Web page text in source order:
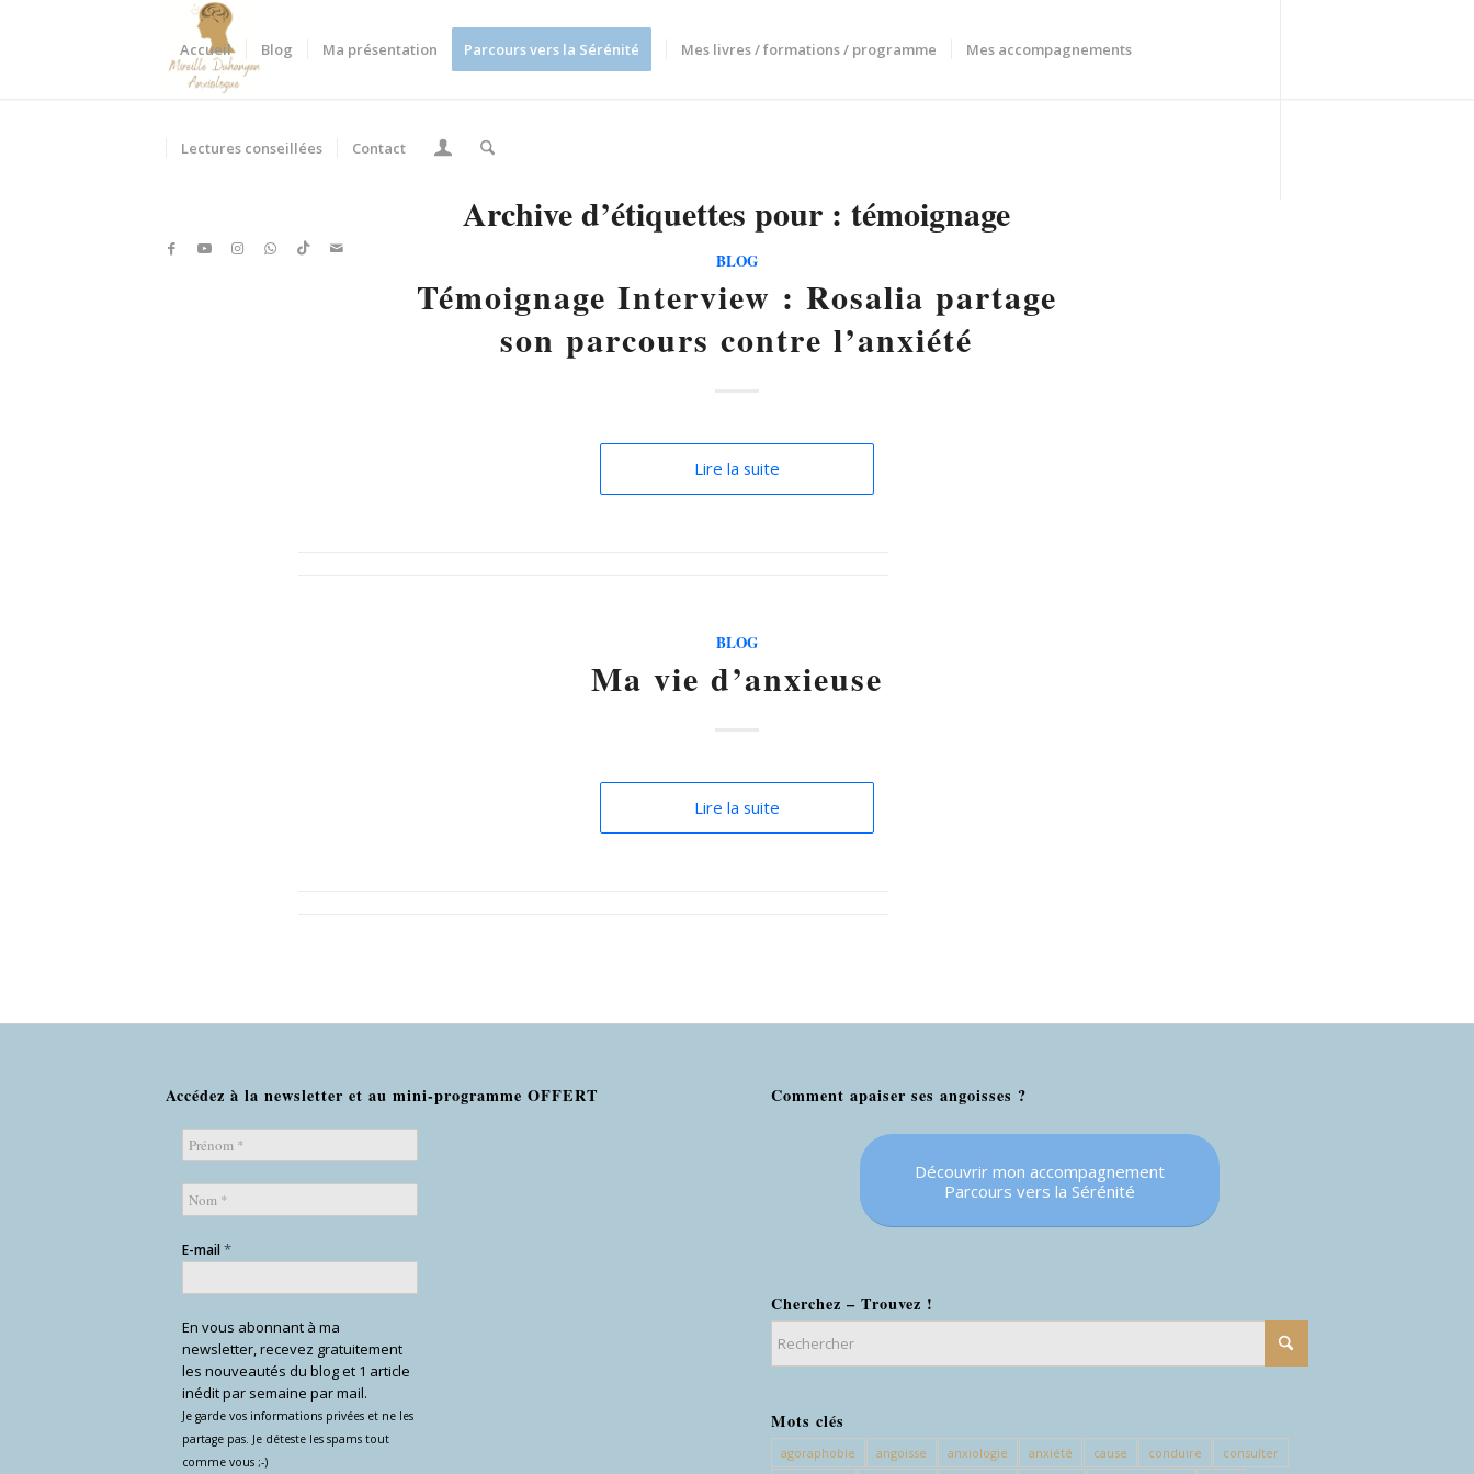
Accueil Blog Ma présentation Parcours vers la Sérénité Mes livres / formations / programme Mes accompagnements
Lectures conseillées Contact
Archive d’étiquettes pour :témoignage
BLOG
Témoignage Interview : Rosalia partage
son parcours contre l’anxiété
Lire la suite
BLOG
Ma vie d’anxieuse
Lire la suite
Accédez à la newsletter et au mini-programme OFFERT
E-mail*
En vous abonnant à ma
newsletter, recevez gratuitement
les nouveautés du blog et 1 article
inédit par semaine par mail.
Je garde vos informations privées et ne les
partage pas. Je déteste les spams tout
comme vous ;-)
Comment apaiser ses angoisses ?
Découvrir mon accompagnement
Parcours vers la Sérénité
Cherchez – Trouvez !
Mots clés
agoraphobie angoisse anxiologie anxiété cause conduire consulter